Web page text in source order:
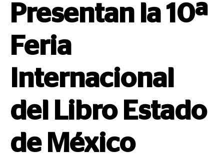
Presentan la 10ª
Feria
Internacional
del Libro Estado
de México